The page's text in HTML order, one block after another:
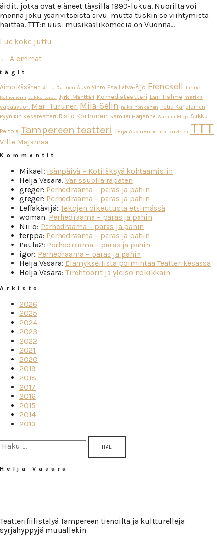
äidit, jotka ovat eläneet täysillä 1990-lukua. Nuorilta voi
mennä joku ysärivitseistä sivu, mutta tuskin se viihtymistä
haittaa. TTT:n uusi musikaalikomedia on Vuonna…
Lue koko juttu
← Aiemmat
tägit
Aimo Räsänen Arttu Ratinen Auvo Vihro Esa Latva-Äijö Frenckell Janne
Kallioniemi Jukka Leisti Jyrki Mänttäri Komediateatteri Lari Halme marika
vapaavuori Mari Turunen Miia Selin mika honkanen Petra Karjalainen
Pyynikin kesäteatteri Risto Korhonen Samuel Harjanne Samuli Muje Sirkku
Peltola Tampereen teatteri Teija Auvinen Tommi Auvinen TTT
Ville Majamaa
Kommentit
Mikael: Isänpäivä – Kotiläksyä kohtaamisiin
Heljä Vasara: Varissuolla räpäten
greger: Perhedraama – paras ja pahin
greger: Perhedraama – paras ja pahin
Leffakävijä: Tekojen oikeutusta etsimässä
woman: Perhedraama – paras ja pahin
Niilo: Perhedraama – paras ja pahin
terppa: Perhedraama – paras ja pahin
Paula2: Perhedraama – paras ja pahin
igor: Perhedraama – paras ja pahin
Heljä Vasara: Elämyksellistä poimintaa Teatterikesässä
Heljä Vasara: Tirehtöörit ja yleisö nokikkain
Arkisto
2026
2025
2024
2023
2022
2021
2020
2019
2018
2017
2016
2015
2014
2013
Haku:
Heljä Vasara
Teatterifiilistelyä Tampereen tienoilta ja kultturelleja
syrjähyppyjä muuallekin